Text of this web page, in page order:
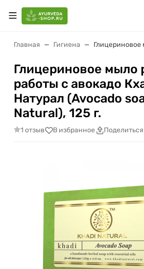
Главная Гигиена Глицериновое
Глицериновое мыло
работы с авокадо
Натурал (Avocado
Natural), 125 г.
1 отзыв В избранное Поделиться